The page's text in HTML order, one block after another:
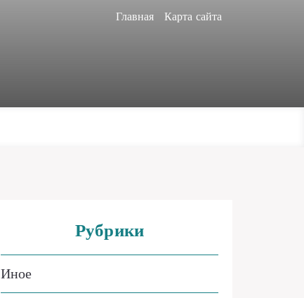
Главная Карта сайта
Рубрики
Иное